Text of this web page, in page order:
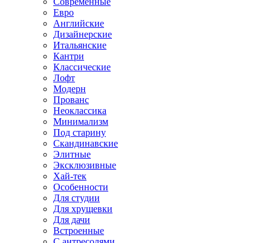
Евро
Английские
Дизайнерские
Итальянские
Кантри
Классические
Лофт
Модерн
Прованс
Неоклассика
Минимализм
Под старину
Скандинавские
Элитные
Эксклюзивные
Хай-тек
Особенности
Для студии
Для хрущевки
Для дачи
Встроенные